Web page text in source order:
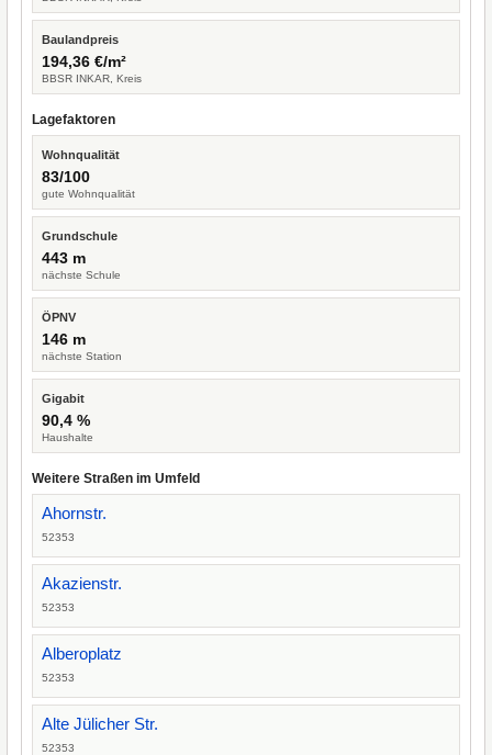
Baulandpreis
194,36 €/m²
BBSR INKAR, Kreis
Lagefaktoren
Wohnqualität
83/100
gute Wohnqualität
Grundschule
443 m
nächste Schule
ÖPNV
146 m
nächste Station
Gigabit
90,4 %
Haushalte
Weitere Straßen im Umfeld
Ahornstr.
52353
Akazienstr.
52353
Alberoplatz
52353
Alte Jülicher Str.
52353